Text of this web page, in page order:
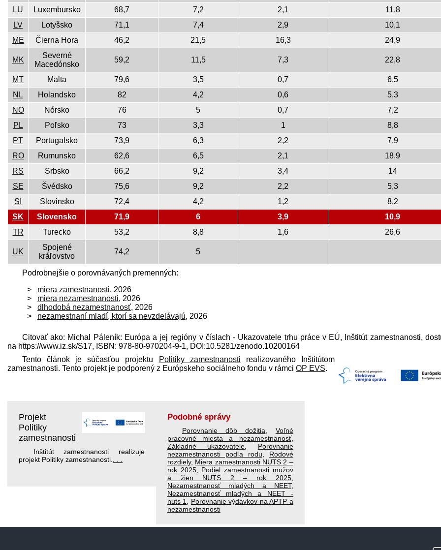
LU
Luxembursko 68,7 7,2 2,1
11,8
LV
Lotyšsko 71,1 7,4 2,9
10,1
ME
Čierna Hora 46,2 21,5 16,3 24,9
MK
Severné
Macedónsko
59,2 11,5 7,3 22,8
MT Malta 79,6 3,5 0,7
6,5
NL
Holandsko 82 4,2 0,6
5,3
NO
Nórsko 76 5 0,7
7,2
PL
Poľsko 73 3,3 1
8,8
PT
Portugalsko 73,9 6,3 2,2
7,9
RO
Rumunsko 62,6 6,5 2,1
18,9
RS
Srbsko 66,2 9,2 3,4
14
SE
Švédsko 75,6 9,2 2,2
5,3
SI
Slovinsko 72,4 4,2 1,2
8,2
SK
Slovensko 71,9 6 3,9
10,9
TR
Turecko 53,2 8,8 1,6 26,6
UK
Spojené
kráľovstvo
74,2 5
Podrobnejšie o porovnávaných premenných:
miera zamestnanosti, 2026
miera nezamestnanosti, 2026
dlhodobá nezamestnanosť, 2026
nezamestnaní mladí, ktorí sa nevzdelávajú, 2026
Citovať ako: Michal Páleník: Európa a jej regióny v číslach - Ukazovatele trhu práce v EÚ, Inštitút zamestnanosti,
na https://www.iz.sk/​S17, ISBN: 978-80-970204-9-1, DOI:10.5281/zenodo.10200164
Tento článok je súčasťou projektu
Politiky zamestnanosti realizovaného Inštitútom
zamestnanosti. Tento projekt je podporený z Európskeho sociálneho fondu v rámci OP EVS.
Projekt
Politiky
zamestnanosti
Inštitút zamestnanosti realizuje
projekt Politiky zamestnanosti.
Podobné správy
Porovnanie dôb dožitia
Voľné
pracovné miesta a nezamestnanosť,
Základné ukazovatele
Porovnanie
nezamestnanosti podľa rodu
Rodové
rozdiely, Miera zamestnanosti NUTS 2 –
rok 2025, Podiel zamestnanosti mužov
a žien NUTS 2 – rok 2025,
Nezamestnanosť mladých a NEET,
Nezamestnanosť mladých a NEET -
nuts 1
Porovnanie výdavkov na APTP a
nezamestnanosti